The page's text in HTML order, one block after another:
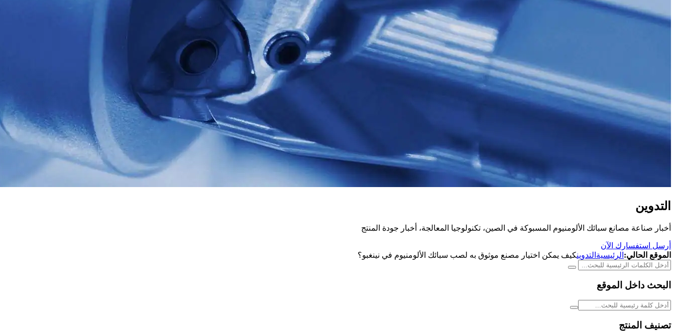
التدوين
أخبار صناعة مصانع سبائك الألومنيوم المسبوكة في الصين، تكنولوجيا المعالجة، أخبار جودة المنتج
أرسل استفسارك الآن
الموقع الحالي: الرئيسية التدوينكيف يمكن اختيار مصنع موثوق به لصب سبائك الألومنيوم في نينغبو؟
البحث داخل الموقع
تصنيف المنتج